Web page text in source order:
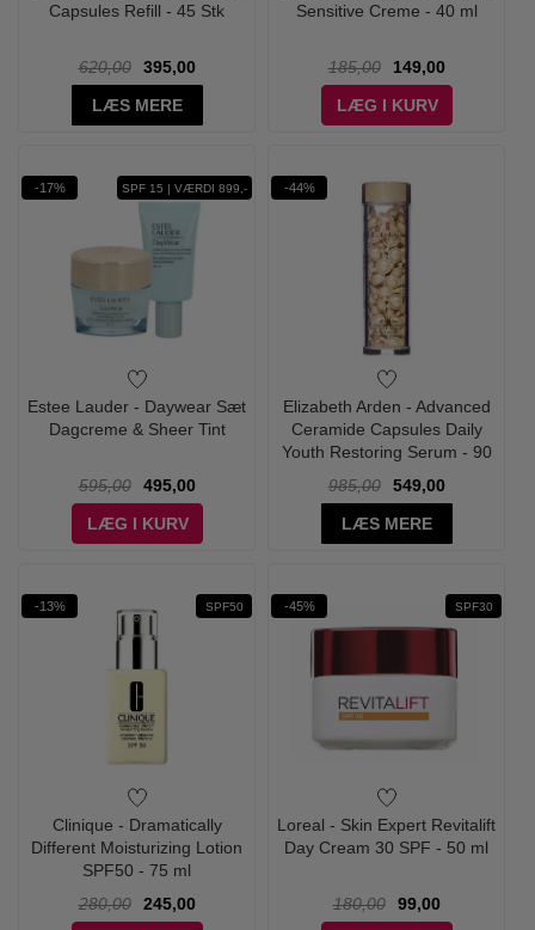
Capsules Refill - 45 Stk
620,00
395,00
LÆS MERE
Sensitive Creme - 40 ml
185,00
149,00
LÆG I KURV
-17% SPF 15 | VÆRDI 899,-
Estee Lauder - Daywear Sæt
Dagcreme & Sheer Tint
595,00
495,00
LÆG I KURV
-44%
Elizabeth Arden - Advanced
Ceramide Capsules Daily
Youth Restoring Serum - 90
985,00
549,00
LÆS MERE
-13% SPF50
Clinique - Dramatically
Different Moisturizing Lotion
SPF50 - 75 ml
280,00
245,00
-45% SPF30
Loreal - Skin Expert Revitalift
Day Cream 30 SPF - 50 ml
180,00
99,00